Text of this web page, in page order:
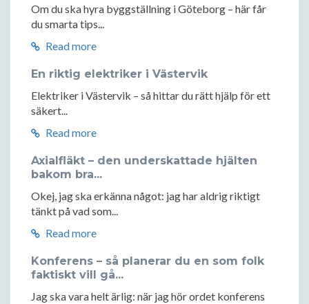
Om du ska hyra byggställning i Göteborg – här får
du smarta tips...
Read more
En riktig elektriker i Västervik
Elektriker i Västervik – så hittar du rätt hjälp för ett
säkert...
Read more
Axialfläkt – den underskattade hjälten
bakom bra...
Okej, jag ska erkänna något: jag har aldrig riktigt
tänkt på vad som...
Read more
Konferens – så planerar du en som folk
faktiskt vill gå...
Jag ska vara helt ärlig: när jag hör ordet konferens